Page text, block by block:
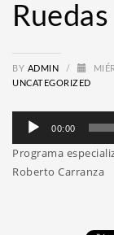
Ruedas
BY ADMIN /
UNCATEGORIZED
Reproductor
audio
00:00
Programa
Roberto Carranza